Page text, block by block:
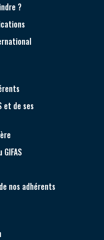
?
et de ses
nos adhérents